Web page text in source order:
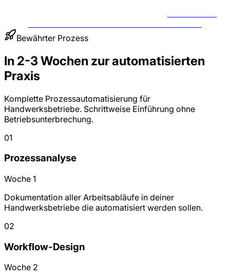
Bewährter Prozess
In 2-3 Wochen zur automatisierten
Praxis
Komplette Prozessautomatisierung für
Handwerksbetriebe. Schrittweise Einführung ohne
Betriebsunterbrechung.
01
Prozessanalyse
Woche 1
Dokumentation aller Arbeitsabläufe in deiner
Handwerksbetriebe die automatisiert werden sollen.
02
Workflow-Design
Woche 2